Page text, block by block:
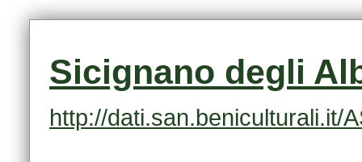
Sicignano degli
http://dati.san.beniculturali.it/